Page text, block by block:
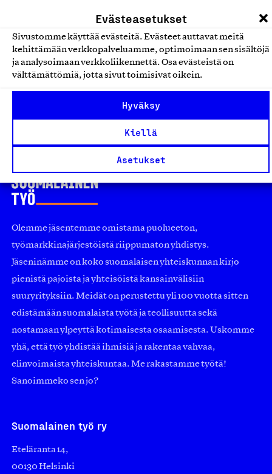
Evästeasetukset
Sivustomme käyttää evästeitä. Evästeet auttavat meitä
kehittämään verkkopalveluamme, optimoimaan sen sisältöjä
ja analysoimaan verkkoliikennettä. Osa evästeistä on
välttämättömiä, jotta sivut toimisivat oikein.
Hyväksy
Kiellä
Asetukset
Kumi- ja muovituotteet
LR-merkkintanko
LR-Palvelu Oy, Tuote
Olemme jäsentemme omistama puolueeton,
työmarkkinajärjestöistä riippumaton yhdistys.
Jäseninämme on koko suomalaisen yhteiskunnan kirjo
pienistä pajoista ja yhteisöistä kansainvälisiin
suuryrityksiin. Meidät on perustettu yli 100 vuotta sitten
edistämään suomalaista työtä ja teollisuutta sekä
nostamaan ylpeyttä kotimaisesta osaamisesta. Uskomme
yhä, että työ yhdistää ihmisiä ja rakentaa vahvaa,
elinvoimaista yhteiskuntaa. Me rakastamme työtä!
Sanoimmeko sen jo?
Suomalainen työ ry
Eteläranta 14,
00130 Helsinki